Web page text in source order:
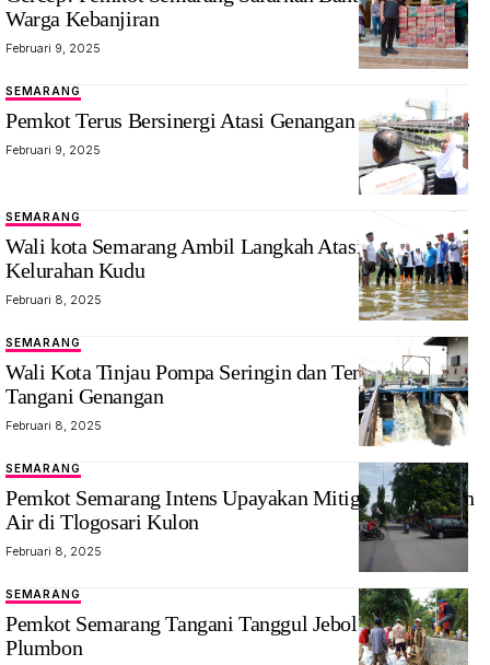
Warga Kebanjiran
Februari 9, 2025
SEMARANG
Pemkot Terus Bersinergi Atasi Genangan Yang Meluas
Februari 9, 2025
SEMARANG
Wali kota Semarang Ambil Langkah Atasi Banjir di
Kelurahan Kudu
Februari 8, 2025
SEMARANG
Wali Kota Tinjau Pompa Seringin dan Tenggang
Tangani Genangan
Februari 8, 2025
SEMARANG
Pemkot Semarang Intens Upayakan Mitigasi Genangan
Air di Tlogosari Kulon
Februari 8, 2025
SEMARANG
Pemkot Semarang Tangani Tanggul Jebol di Kali
Plumbon